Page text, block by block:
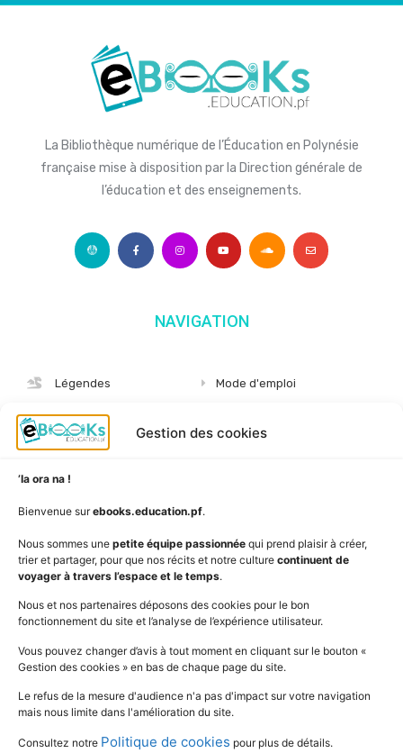
Gestion des cookies
’Ia ora na !
Bienvenue surebooks.education.pf.
Nous sommes une petite équipe passionnée qui prend plaisir à créer,
trier et partager, pour que nos récits et notre culture continuent de
voyager à travers l’espace et le temps.
Nous et nos partenaires déposons des cookies pour le bon
fonctionnement du site et l’analyse de l’expérience utilisateur.
Vous pouvez changer d’avis à tout moment en cliquant sur le bouton «
Gestion des cookies » en bas de chaque page du site.
Le refus de la mesure d'audience n'a pas d'impact sur votre navigation
mais nous limite dans l'amélioration du site.
Consultez notre Politique de cookies pour plus de détails.
La Bibliothèque numérique de l’Éducation en Polynésie
française mise à disposition par la Direction générale de
l’éducation et des enseignements.
NAVIGATION
Légendes
Albums
Langues
Niveaux
AudioBooks
Outils
Vidéos
Mode d'emploi
Mentions légales
www.education.pf
SUIVEZ L'ACTUALITÉ DE L'ÉDUCATION